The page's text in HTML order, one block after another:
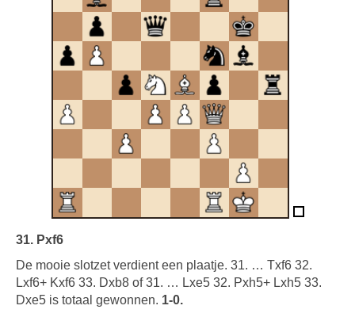
31. Pxf6
De mooie slotzet verdient een plaatje. 31. … Txf6 32.
Lxf6+ Kxf6 33. Dxb8 of 31. … Lxe5 32. Pxh5+ Lxh5 33.
Dxe5 is totaal gewonnen. 1-0.